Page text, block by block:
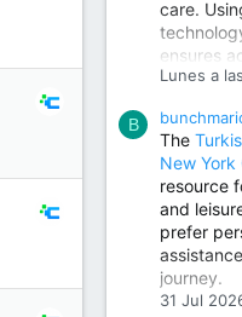
Our
care.
ensures
improved
helping
active
lifestyle.
Orthopedic Surgeon in Kondapur
Consult
Reddy,
Lunes a
B
The
New York
resource
and
prefer
journey.
31 Jul